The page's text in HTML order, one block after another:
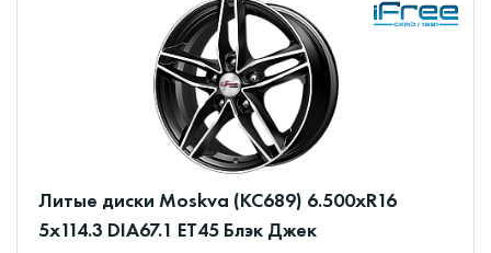
Литые диски Moskva (КС689) 6.500xR16
5x114.3 DIA67.1 ET45 Блэк Джек